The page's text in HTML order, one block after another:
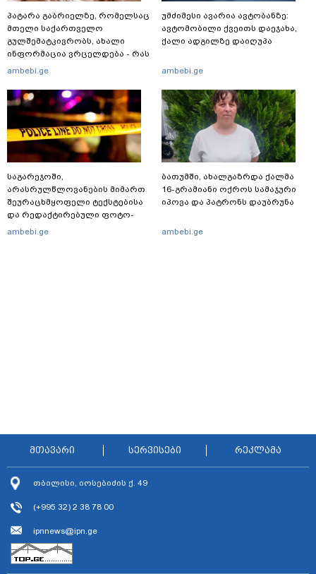
პატარა გაბრიელზე, რომელსაც
მთელი საქართველო
გულშემატკივრობს, ახალი
ინფორმაცია ვრცელდება - რას
წერს ბიჭუნას დედა?
ambebi.ge
საგარეჯოში,
არასრულწლოვანების მიმართ
შეურაცხმყოფელი ტექსტებისა
და რედაქტირებული ფოტო-
ვიდეომასალის გავრცელების
ambebi.ge
უმძიმესი ავარია ავტობანზე:
ავტომობილი ქვეითს დაეჯახა,
ქალი ადგილზე დაიღუპა
ambebi.ge
ბათუმში, ახალგაზრდა ქალმა
16-გრამიანი ოქროს სამაჯური
იპოვა და პატრონს დაუბრუნა
ambebi.ge
მთავარი სერვისები რეკლამა
თბილისი, იოსებიძის ქ. 49
(+995 32) 2 38 78 00
ipnnews@ipn.ge